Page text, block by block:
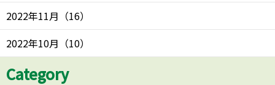
2022年11月 （16）
2022年10月 （10）
Category